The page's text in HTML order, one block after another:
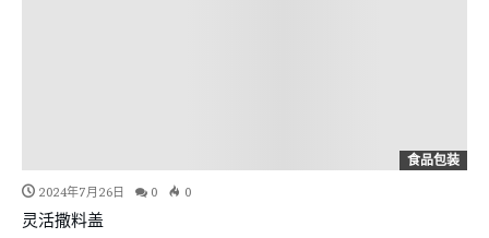
食品包装
2024年7月26日 0 0
灵活撒料盖